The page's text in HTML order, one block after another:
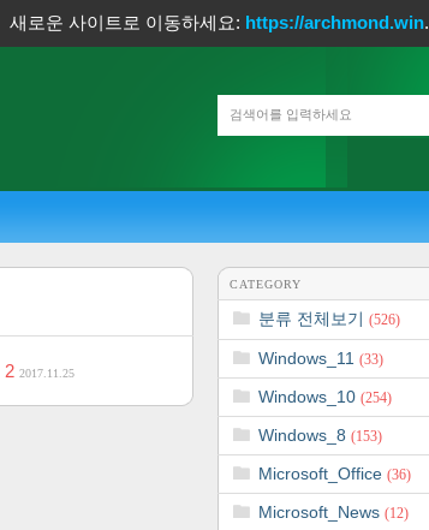
새로운 사이트로 이동하세요: https://archmond.win.
2 2017.11.25
CATEGORY
분류 전체보기 (526)
Windows_11 (33)
Windows_10 (254)
Windows_8 (153)
Microsoft_Office (36)
Microsoft_News (12)